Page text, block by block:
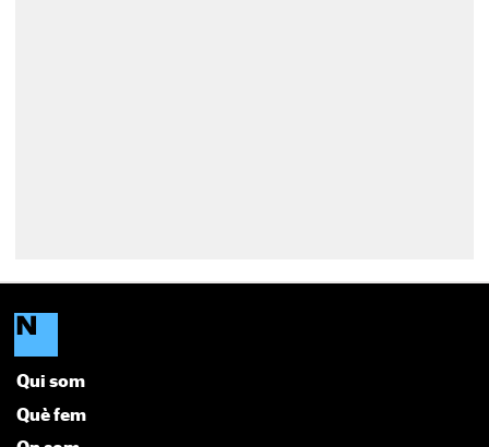
Qui som
Què fem